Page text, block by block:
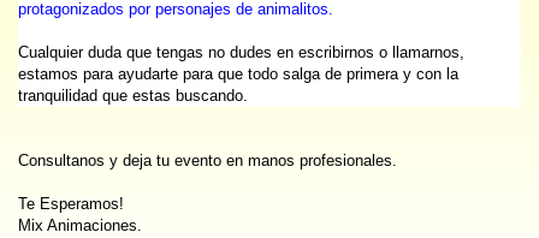
protagonizados por personajes de animalitos.
Cualquier duda que tengas no dudes en escribirnos o llamarnos,
estamos para ayudarte para que todo salga de primera y con la
tranquilidad que estas buscando.
Consultanos y deja tu evento en manos profesionales.
Te Esperamos!
Mix Animaciones.